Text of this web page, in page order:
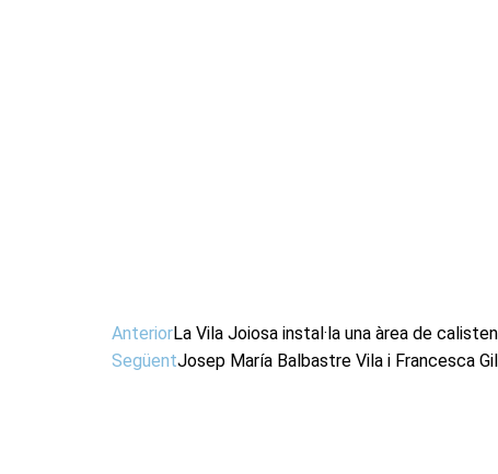
AnteriorLa Vila Joiosa instal·la una àrea de
SegüentJosep María Balbastre Vila i Francesca